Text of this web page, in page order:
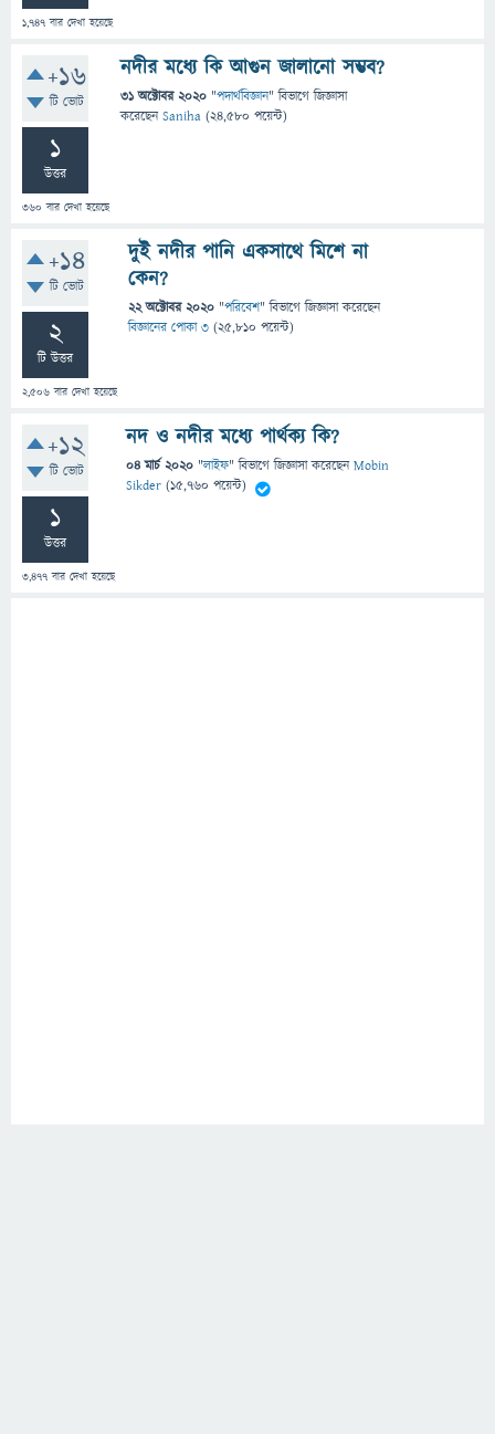
1,747 বার দেখা হয়েছে
+16
টি ভোট
1
উত্তর
360 বার দেখা হয়েছে
নদীর মধ্যে কি আগুন জালানো সম্ভব?
31 অক্টোবর 2020 "পদার্থবিজ্ঞান" বিভাগে জিজ্ঞাসা
করেছেনSaniha (24,580 পয়েন্ট)
+14
টি ভোট
2
টি উত্তর
2,506 বার দেখা হয়েছে
দুই নদীর পানি একসাথে মিশে না
কেন?
22 অক্টোবর 2020 "পরিবেশ" বিভাগে জিজ্ঞাসাকরেছেন
বিজ্ঞানের পোকা ৩ (25,810 পয়েন্ট)
+12
টি ভোট
1
উত্তর
3,477 বার দেখা হয়েছে
নদ ও নদীর মধ্যে পার্থক্য কি?
04 মার্চ 2020 "লাইফ" বিভাগে জিজ্ঞাসাকরেছেনMobin
Sikder (15,760 পয়েন্ট)